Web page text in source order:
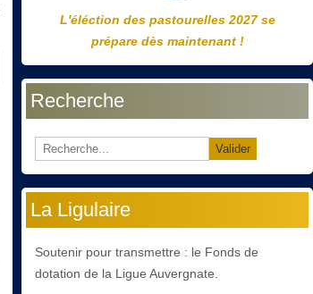
L'éléction des pastourelles 2027 se
prépare dès maintenant !
Recherche
Valider
La Ligulaire
Soutenir pour transmettre : le Fonds de
dotation de la Ligue Auvergnate.